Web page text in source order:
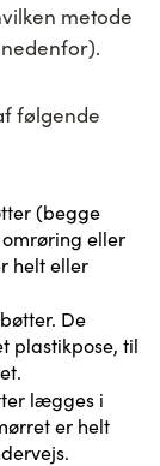
metode
følgende
(begge
eller
helt eller
De
plastikpose, til
lægges i
er helt